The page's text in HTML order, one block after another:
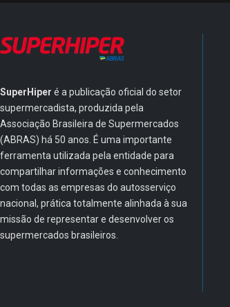
SuperHiper é a publicação oficial do setor
supermercadista, produzida pela
Associação Brasileira de Supermercados
(ABRAS) há 50 anos. É uma importante
ferramenta utilizada pela entidade para
compartilhar informações e conhecimento
com todas as empresas do autosserviço
nacional, prática totalmente alinhada à sua
missão de representar e desenvolver os
supermercados brasileiros.